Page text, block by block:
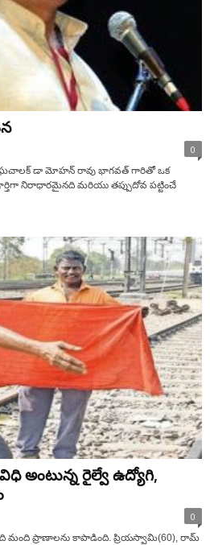
0
డా మోహన్ రావు భాగవత్ గారితో ఒక
నిరాధారమైనది మరియు తప్పుదోవ పట్టించే
అంటున్న రైల్వే ఉద్యోగి,
0
మంది ప్రాణాలను కాపాడింది. ప్రియస్వామి(60), రామ్‌